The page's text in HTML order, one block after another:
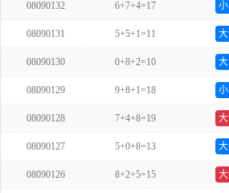
08090132 6+7+4=17 小
08090131 5+5+1=11 大
08090130 0+8+2=10 大
08090129 9+8+1=18 小
08090128 7+4+8=19 大
08090127 5+0+8=13 大
08090126 8+2+5=15 大